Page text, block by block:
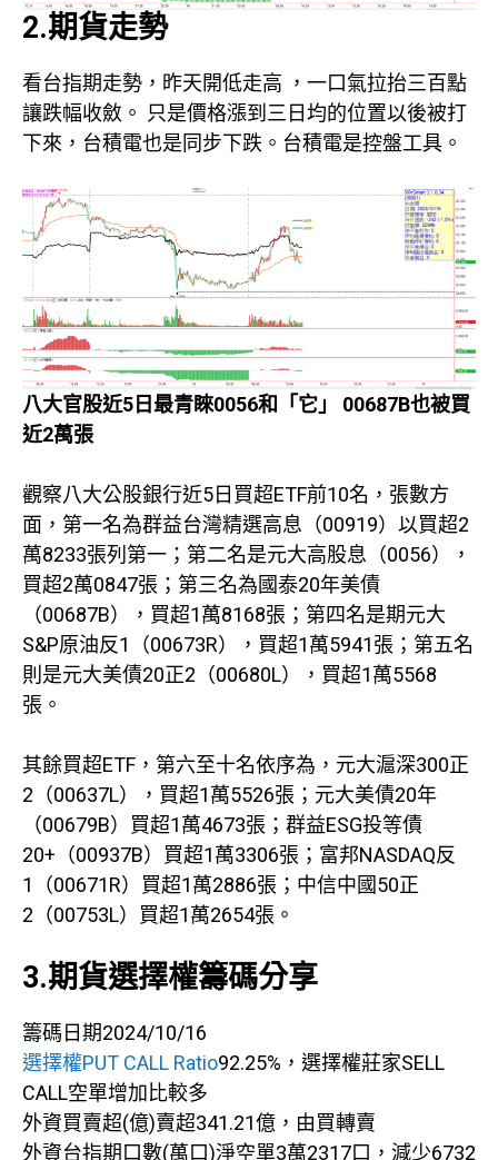
2.期貨走勢
看台指期走勢，昨天開低走高 ，一口氣拉抬三百點
讓跌幅收斂。 只是價格漲到三日均的位置以後被打
下來，台積電也是同步下跌。台積電是控盤工具。
八大官股近5日最青睞0056和「它」 00687B也被買
近2萬張
觀察八大公股銀行近5日買超ETF前10名，張數方
面，第一名為群益台灣精選高息（00919）以買超2
萬8233張列第一；第二名是元大高股息（0056），
買超2萬0847張；第三名為國泰20年美債
（00687B），買超1萬8168張；第四名是期元大
S&P原油反1（00673R），買超1萬5941張；第五名
則是元大美債20正2（00680L），買超1萬5568
張。
其餘買超ETF，第六至十名依序為，元大滬深300正
2（00637L），買超1萬5526張；元大美債20年
（00679B）買超1萬4673張；群益ESG投等債
20+（00937B）買超1萬3306張；富邦NASDAQ反
1（00671R）買超1萬2886張；中信中國50正
2（00753L）買超1萬2654張。
3.期貨選擇權籌碼分享
籌碼日期2024/10/16
選擇權PUT CALL Ratio92.25%，選擇權莊家SELL
CALL空單增加比較多
外資買賣超(億)賣超341.21億，由買轉賣
外資台指期口數(萬口)淨空單3萬2317口，減少6732